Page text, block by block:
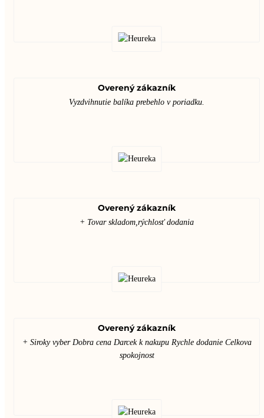
Overený zákazník
Vyzdvihnutie balíka prebehlo v poriadku.
Overený zákazník
+ Tovar skladom,rýchlosť dodania
Overený zákazník
+ Siroky vyber Dobra cena Darcek k nakupu Rychle dodanie Celkova
spokojnost